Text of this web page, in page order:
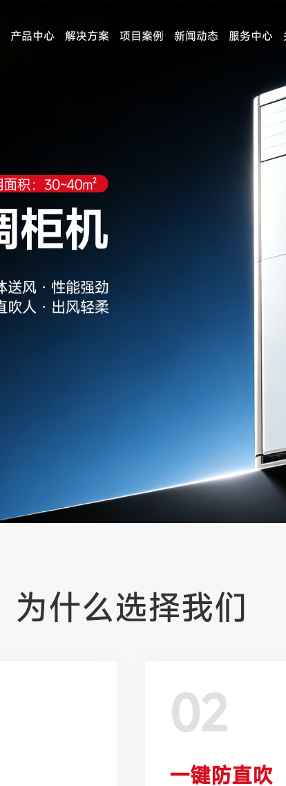
产品中心 解决方案 项目案例 新闻动态 服务中心
为什么选择我们
02
一键防直吹